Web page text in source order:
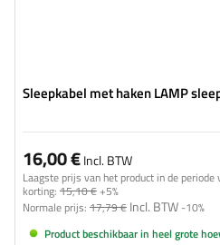
Sleepkabel met haken LAMP
16,00 €Incl. BTW
Laagste prijs van het product in de
korting: 15,10 € +5%
Normale prijs: 17,79 € Incl. BTW -10%
Product beschikbaar in heel grote